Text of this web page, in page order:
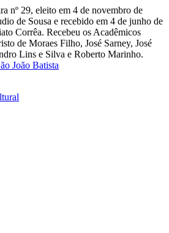
nº 29, eleito em 4 de novembro de
de Sousa e recebido em 4 de junho de
Corrêa. Recebeu os Acadêmicos
de Moraes Filho, José Sarney, José
Lins e Silva e Roberto Marinho.
João Batista